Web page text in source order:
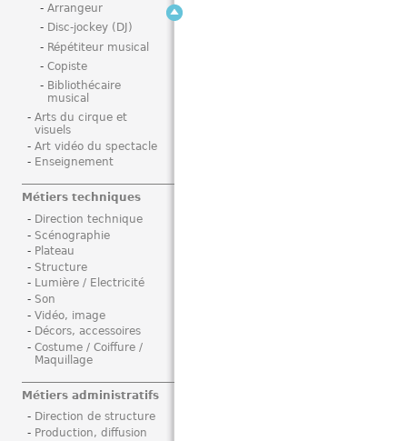
Arrangeur
Disc-jockey (DJ)
Répétiteur musical
Copiste
Bibliothécaire
musical
Arts du cirque et
visuels
Art vidéo du spectacle
Enseignement
Métiers techniques
Direction technique
Scénographie
Plateau
Structure
Lumière / Electricité
Son
Vidéo, image
Décors, accessoires
Costume / Coiffure /
Maquillage
Métiers administratifs
Direction de structure
Production, diffusion